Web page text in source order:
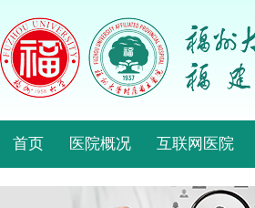
首页 医院概况 互联网医院